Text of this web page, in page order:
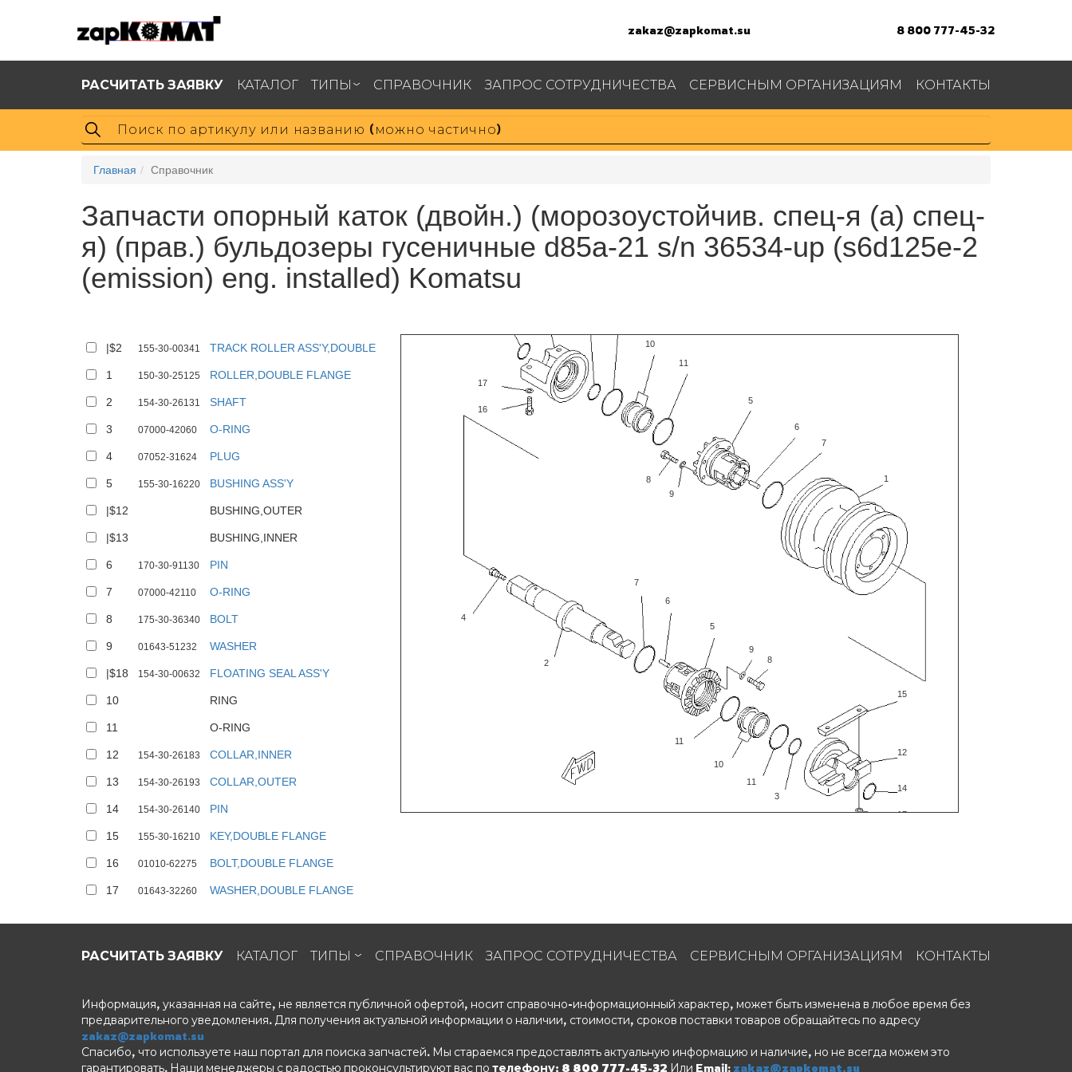
zakaz@zapkomat.su 8 800 777-45-32
РАСЧИТАТЬ ЗАЯВКУ КАТАЛОГ ТИПЫ СПРАВОЧНИК ЗАПРОС СОТРУДНИЧЕСТВА СЕРВИСНЫМ ОРГАНИЗАЦИЯМ КОНТАКТЫ
Главная Справочник
Запчасти опорный каток (двойн.) (морозоустойчив. спец-я (a) спец-
я) (прав.) бульдозеры гусеничные d85a-21 s/n 36534-up (s6d125e-2
(emission) eng. installed) Komatsu
|$2 155-30-00341 TRACK ROLLER ASS'Y,DOUBLE
1 150-30-25125 ROLLER,DOUBLE FLANGE
2 154-30-26131 SHAFT
3 07000-42060 O-RING
4 07052-31624 PLUG
5 155-30-16220 BUSHING ASS'Y
|$12 BUSHING,OUTER
|$13 BUSHING,INNER
6 170-30-91130 PIN
7 07000-42110 O-RING
8 175-30-36340 BOLT
9 01643-51232 WASHER
|$18 154-30-00632 FLOATING SEAL ASS'Y
10 RING
11 O-RING
12 154-30-26183 COLLAR,INNER
13 154-30-26193 COLLAR,OUTER
14 154-30-26140 PIN
15 155-30-16210 KEY,DOUBLE FLANGE
16 01010-62275 BOLT,DOUBLE FLANGE
17 01643-32260 WASHER,DOUBLE FLANGE
1
2
3
4
5
5
6
6
7
7
8
8
9
9
10
10
11
11
11
12
14
15
16
17
17
РАСЧИТАТЬ ЗАЯВКУ КАТАЛОГ ТИПЫ СПРАВОЧНИК ЗАПРОС СОТРУДНИЧЕСТВА СЕРВИСНЫМ ОРГАНИЗАЦИЯМ КОНТАКТЫ
Информация, указанная на сайте, не является публичной офертой, носит справочно-информационный характер, может быть изменена в любое время без
предварительного уведомления. Для получения актуальной информации о наличии, стоимости, сроков поставки товаров обращайтесь по адресу
zakaz@zapkomat.su
Спасибо, что используете наш портал для поиска запчастей. Мы стараемся предоставлять актуальную информацию и наличие, но не всегда можем это
гарантировать. Наши менеджеры с радостью проконсультируют вас по телефону: 8 800 777-45-32 Или Email: zakaz@zapkomat.su